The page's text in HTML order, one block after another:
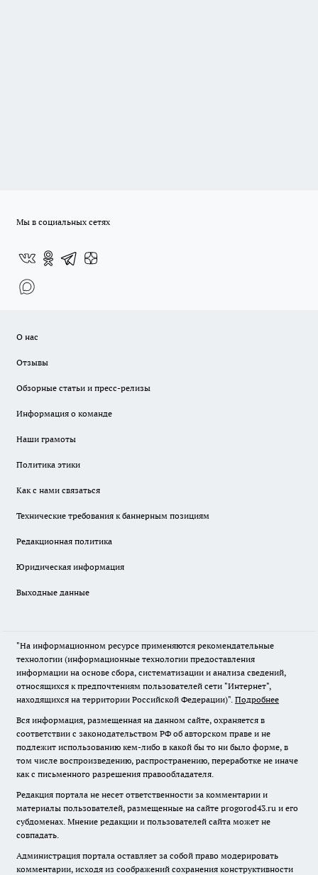
Мы в социальных сетях
О нас
Отзывы
Обзорные статьи и пресс-релизы
Информация о команде
Наши грамоты
Политика этики
Как с нами связаться
Технические требования к баннерным позициям
Редакционная политика
Юридическая информация
Выходные данные
"На информационном ресурсе применяются рекомендательные
технологии (информационные технологии предоставления
информации на основе сбора, систематизации и анализа сведений,
относящихся к предпочтениям пользователей сети "Интернет",
находящихся на территории Российской Федерации)". Подробнее
Вся информация, размещенная на данном сайте, охраняется в
соответствии с законодательством РФ об авторском праве и не
подлежит использованию кем-либо в какой бы то ни было форме, в
том числе воспроизведению, распространению, переработке не иначе
как с письменного разрешения правообладателя.
Редакция портала не несет ответственности за комментарии и
материалы пользователей, размещенные на сайте progorod43.ru и его
субдоменах. Мнение редакции и пользователей сайта может не
совпадать.
Администрация портала оставляет за собой право модерировать
комментарии, исходя из соображений сохранения конструктивности